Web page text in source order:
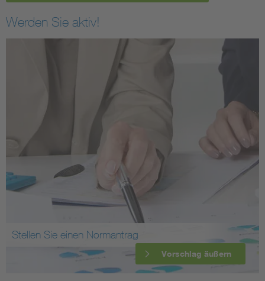
Werden Sie aktiv!
Stellen Sie einen Normantrag
Vorschlag äußern